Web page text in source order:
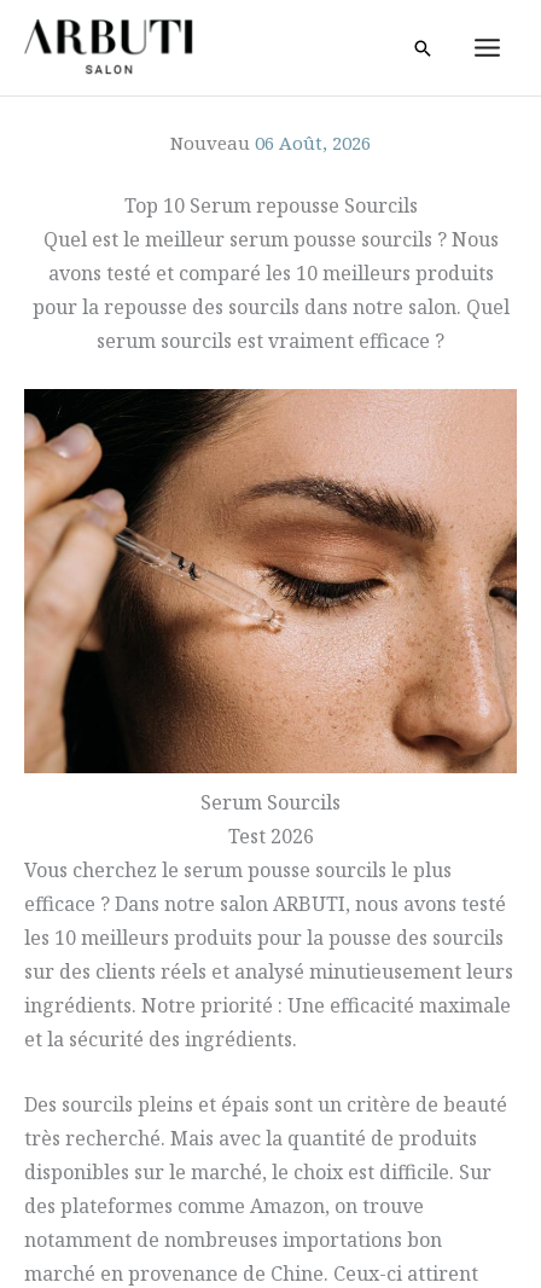
Skip
Recherche
Nouveau 06 Août, 2026
Top 10 Serum repousse Sourcils
Quel est le meilleur serum pousse sourcils ? Nous
avons testé et comparé les 10 meilleurs produits
pour la repousse des sourcils dans notre salon. Quel
serum sourcils est vraiment efficace ?
Serum Sourcils
Test 2026
Vous cherchez le serum pousse sourcils le plus
efficace ? Dans notre salon ARBUTI, nous avons testé
les 10 meilleurs produits pour la pousse des sourcils
sur des clients réels et analysé minutieusement leurs
ingrédients. Notre priorité : Une efficacité maximale
et la sécurité des ingrédients.
Des sourcils pleins et épais sont un critère de beauté
très recherché. Mais avec la quantité de produits
disponibles sur le marché, le choix est difficile. Sur
des plateformes comme Amazon, on trouve
notamment de nombreuses importations bon
marché en provenance de Chine. Ceux-ci attirent